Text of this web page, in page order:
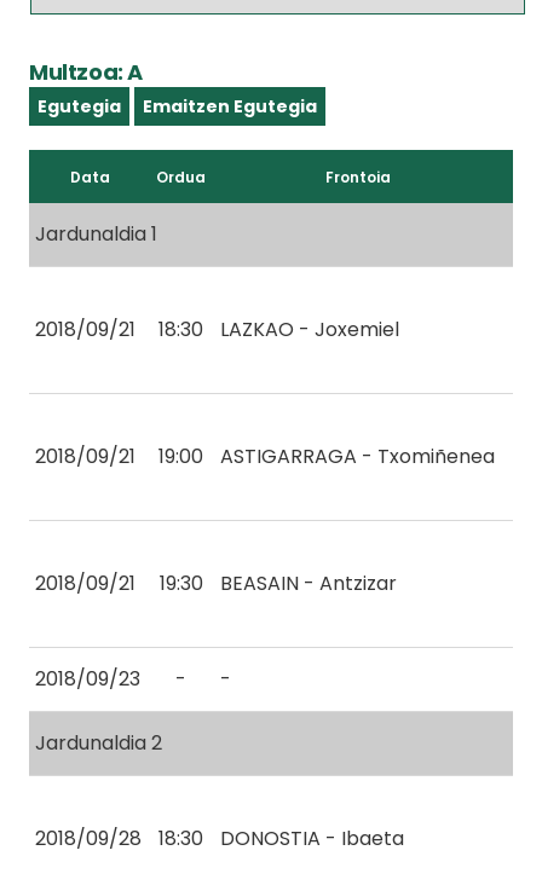
Multzoa: A
Egutegia Emaitzen Egutegia
Data Ordua Frontoia
Jardunaldia 1
2018/09/21 18:30 LAZKAO - Joxemiel
2018/09/21 19:00 ASTIGARRAGA - Txomiñenea
2018/09/21 19:30 BEASAIN - Antzizar
2018/09/23 - -
Jardunaldia 2
2018/09/28 18:30 DONOSTIA - Ibaeta